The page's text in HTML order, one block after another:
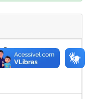
promovem
da Costa